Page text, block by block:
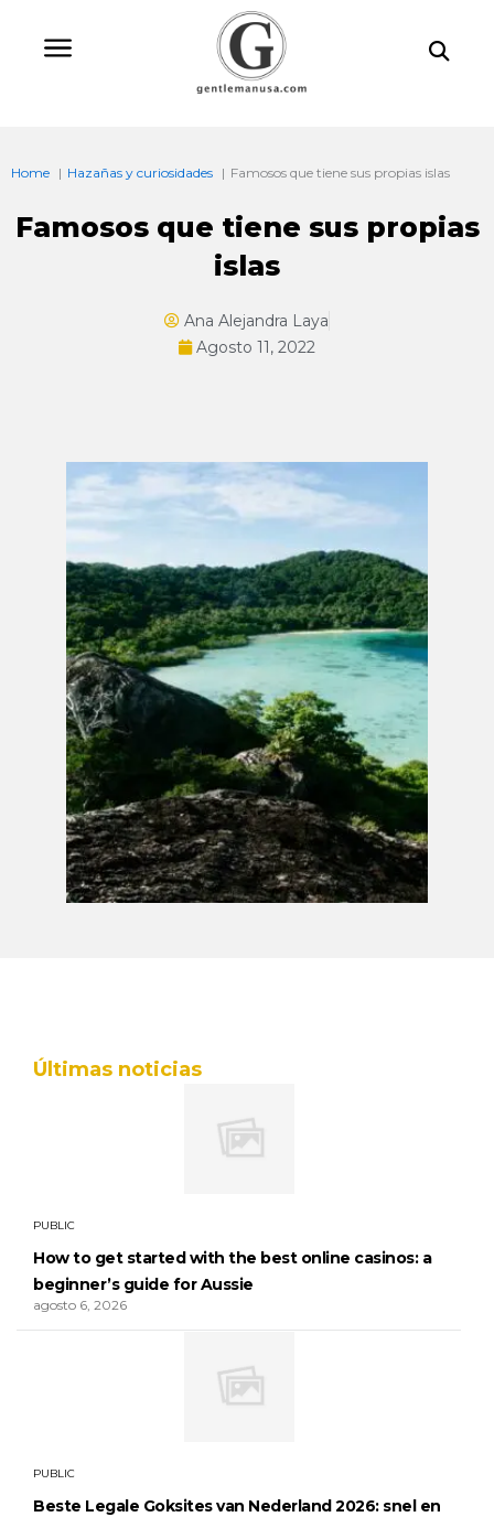
Home Hazañas y curiosidades Famosos que tiene sus propias islas
Famosos que tiene sus propias
islas
Ana Alejandra Laya
Agosto 11, 2022
Últimas noticias
PUBLIC
How to get started with the best online casinos: a
beginner’s guide for Aussie
agosto 6, 2026
PUBLIC
Beste Legale Goksites van Nederland 2026: snel en